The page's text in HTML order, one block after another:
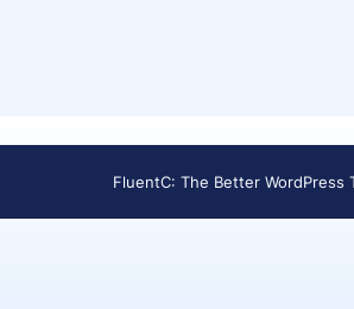
FluentC: The Better WordPress